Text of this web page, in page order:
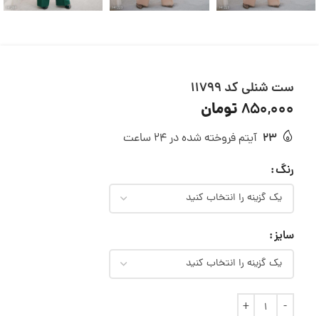
ست شنلی کد 11799
850,000تومان
23 آیتم فروخته شده در 24 ساعت
رنگ
سایز